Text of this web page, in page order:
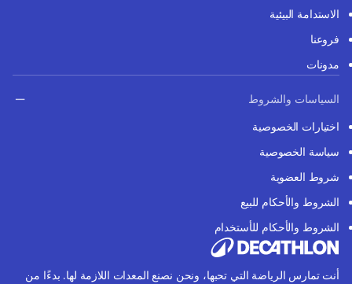
الاستدامة البيئية
فروعنا
مدونات
السياسات والشروط
اختيارات الخصوصية
سياسة الخصوصية
شروط العضوية
الشروط والأحكام للبيع
الشروط والأحكام للأستخدام
أنت تمارس الرياضة التي تحبها، ونحن نصنع المعدات اللازمة لها. بدءًا من